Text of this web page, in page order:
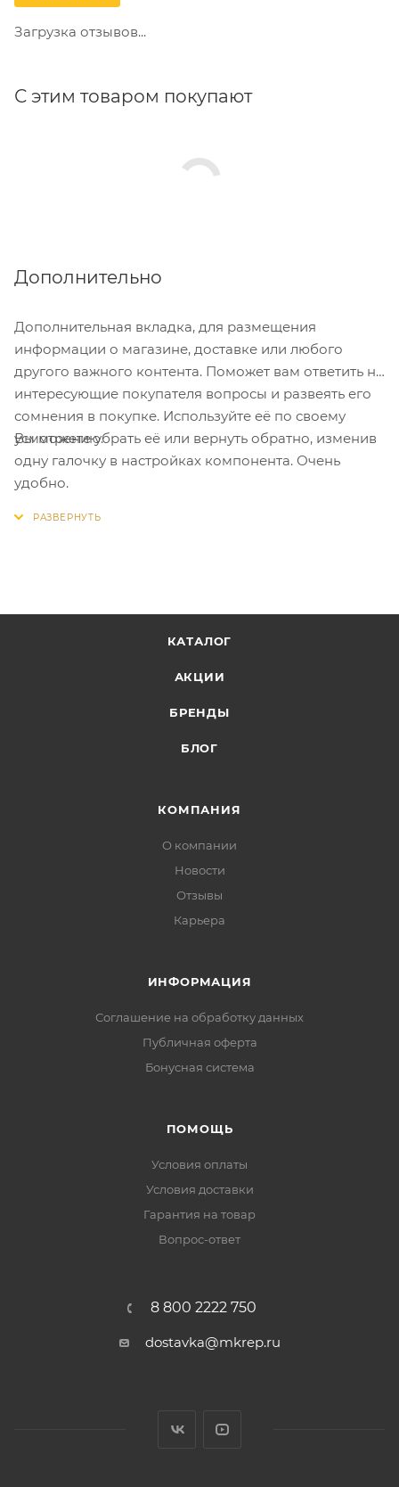
Загрузка отзывов...
С этим товаром покупают
Дополнительно
Дополнительная вкладка, для размещения
информации о магазине, доставке или любого
другого важного контента. Поможет вам ответить на
интересующие покупателя вопросы и развеять его
сомнения в покупке. Используйте её по своему
усмотрению.
Вы можете убрать её или вернуть обратно, изменив
одну галочку в настройках компонента. Очень
удобно.
КАТАЛОГ
АКЦИИ
БРЕНДЫ
БЛОГ
КОМПАНИЯ
О компании
Новости
Отзывы
Карьера
ИНФОРМАЦИЯ
Соглашение на обработку данных
Публичная оферта
Бонусная система
ПОМОЩЬ
Условия оплаты
Условия доставки
Гарантия на товар
Вопрос-ответ
8 800 2222 750
dostavka@mkrep.ru